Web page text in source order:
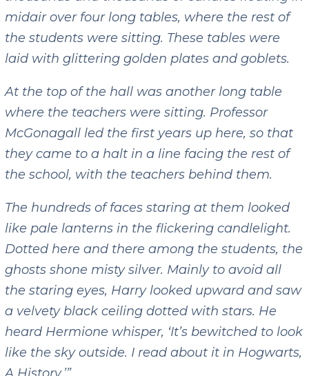
midair over four long tables, where the rest of
the students were sitting. These tables were
laid with glittering golden plates and goblets.
At the top of the hall was another long table
where the teachers were sitting. Professor
McGonagall led the first years up here, so that
they came to a halt in a line facing the rest of
the school, with the teachers behind them.
The hundreds of faces staring at them looked
like pale lanterns in the flickering candlelight.
Dotted here and there among the students, the
ghosts shone misty silver. Mainly to avoid all
the staring eyes, Harry looked upward and saw
a velvety black ceiling dotted with stars. He
heard Hermione whisper, ‘It’s bewitched to look
like the sky outside. I read about it in Hogwarts,